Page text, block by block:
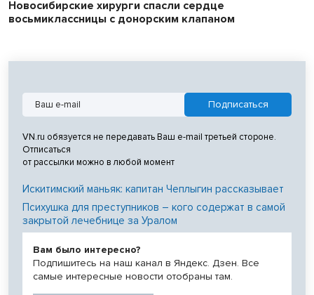
Новосибирские хирурги спасли сердце
восьмиклассницы с донорским клапаном
VN.ru обязуется не передавать Ваш e-mail третьей стороне.
Отписаться
от рассылки можно в любой момент
Искитимский маньяк: капитан Чеплыгин рассказывает
Психушка для преступников – кого содержат в самой
закрытой лечебнице за Уралом
Вам было интересно?
Подпишитесь на наш канал в Яндекс. Дзен. Все
самые интересные новости отобраны там.